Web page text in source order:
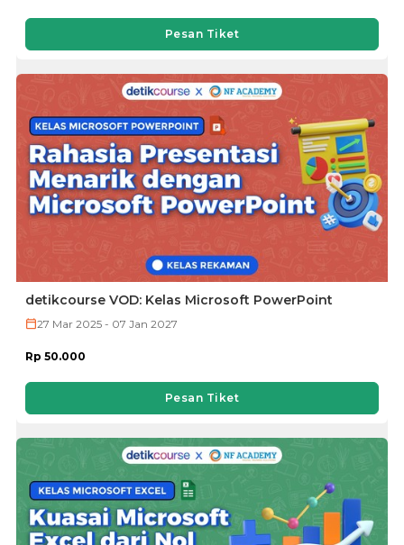
Pesan Tiket
detikcourse VOD: Kelas Microsoft PowerPoint
27 Mar 2025 - 07 Jan 2027
Rp 50.000
Pesan Tiket